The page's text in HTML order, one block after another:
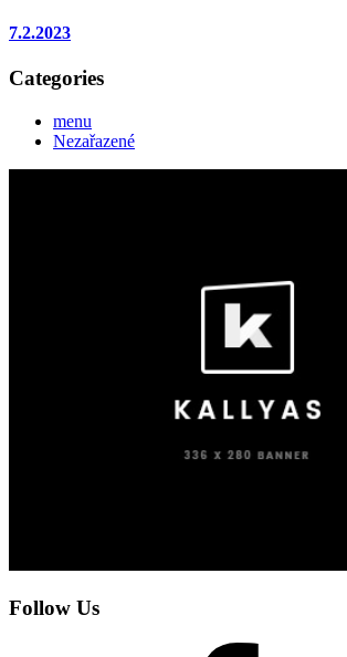
7.2.2023
Categories
menu
Nezařazené
Follow Us